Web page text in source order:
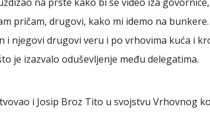
pričam, drugovi, kako mi idemo na
i njegovi drugovi veru i po vrhovima kuća i
je izazvalo oduševljenje među delegatima.
i Josip Broz Tito u svojstvu Vrhovnog